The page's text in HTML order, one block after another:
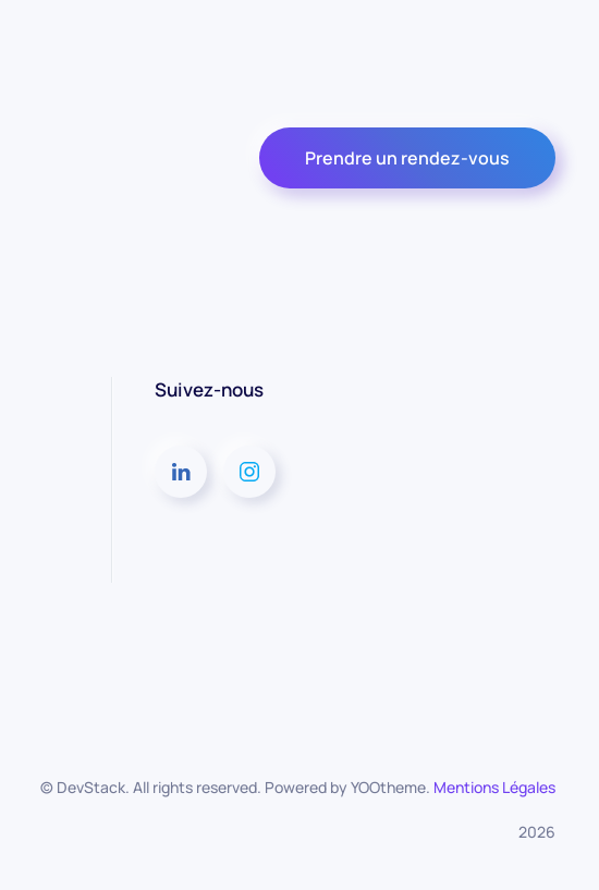
Prendre un rendez-vous
Suivez-nous
© DevStack. All rights reserved. Powered by YOOtheme. Mentions Légales
2026